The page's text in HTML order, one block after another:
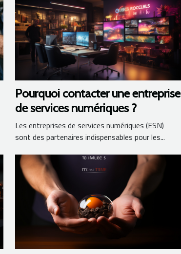
Pourquoi contacter une entreprise
de services numériques ?
Les entreprises de services numériques (ESN)
sont des partenaires indispensables pour les...